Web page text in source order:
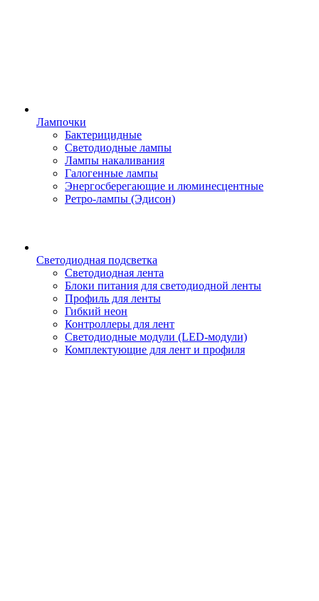
Лампочки
Бактерицидные
Светодиодные лампы
Лампы накаливания
Галогенные лампы
Энергосберегающие и люминесцентные
Ретро-лампы (Эдисон)
Светодиодная подсветка
Светодиодная лента
Блоки питания для светодиодной ленты
Профиль для ленты
Гибкий неон
Контроллеры для лент
Светодиодные модули (LED-модули)
Комплектующие для лент и профиля